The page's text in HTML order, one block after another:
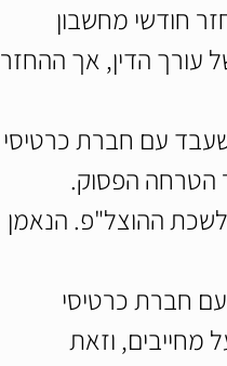
חודשי מחשבון
עורך הדין, אך ההחזר
עם חברת כרטיסי
הטרחה הפסוק.
ההוצל"פ. הנאמן
חברת כרטיסי
מחייבים, וזאת